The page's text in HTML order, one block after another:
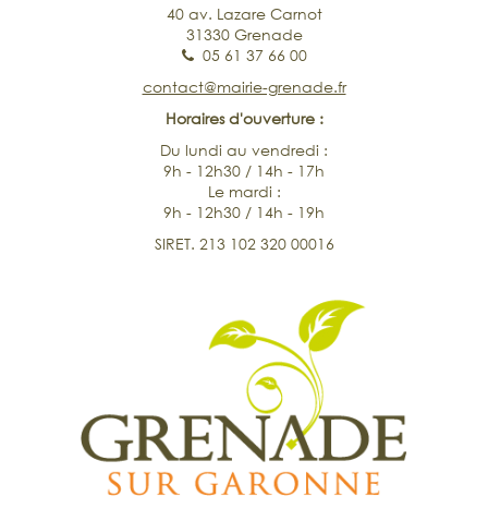
40 av. Lazare Carnot
31330 Grenade
05 61 37 66 00
contact@mairie-grenade.fr
Horaires d'ouverture :
Du lundi au vendredi :
9h - 12h30 / 14h - 17h
Le mardi :
9h - 12h30 / 14h - 19h
SIRET. 213 102 320 00016